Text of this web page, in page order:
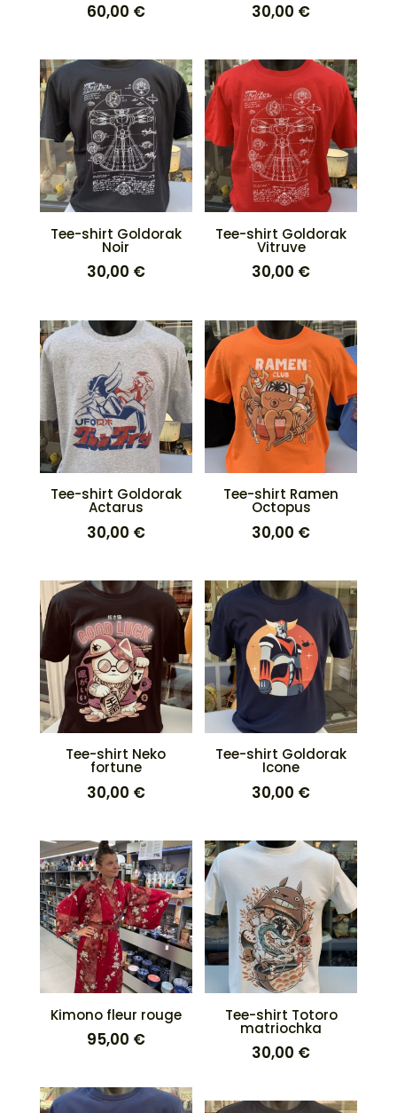
60,00 € 30,00 €
Tee-shirt Goldorak
Noir
30,00 €
Tee-shirt Goldorak
Vitruve
30,00 €
Tee-shirt Goldorak
Actarus
30,00 €
Tee-shirt Ramen
Octopus
30,00 €
Tee-shirt Neko
fortune
30,00 €
Tee-shirt Goldorak
Icone
30,00 €
Kimono fleur rouge
95,00 €
Tee-shirt Totoro
matriochka
30,00 €